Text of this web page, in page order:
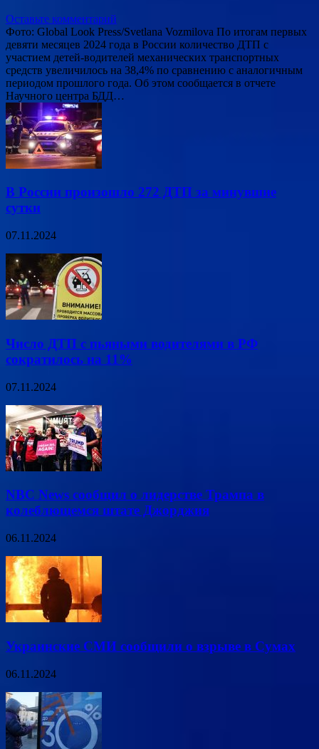
Оставьте комментарий
Фото: Global Look Press/Svetlana Vozmilova По итогам первых
девяти месяцев 2024 года в России количество ДТП с
участием детей-водителей механических транспортных
средств увеличилось на 38,4% по сравнению с аналогичным
периодом прошлого года. Об этом сообщается в отчете
Научного центра БДД…
В России произошло 272 ДТП за минувшие
сутки
07.11.2024
Число ДТП с пьяными водителями в РФ
сократилось на 11%
07.11.2024
NBC News сообщил о лидерстве Трампа в
колеблющемся штате Джорджия
06.11.2024
Украинские СМИ сообщили о взрыве в Сумах
06.11.2024